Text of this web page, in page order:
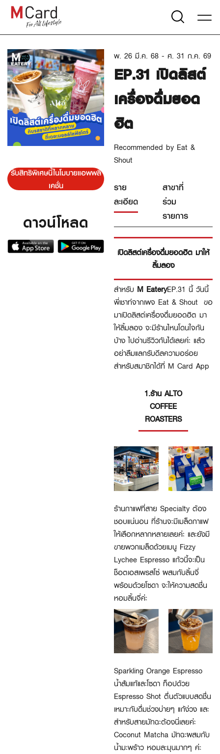
รับสิทธิพิเศษนี้ในโมบายแอพพลิ
เคชั่น
ดาวน์โหลด
พ. 26 มี.ค. 68 - ศ. 31 ก.ค. 69
EP.31 เปิดลิสต์
เครื่องดื่มยอด
ฮิต
Recommended by Eat &
Shout
ราย
ละเอียด
สาขาที่
ร่วม
รายการ
เปิดลิสต์เครื่องดื่มยอดฮิต มาให้
ลิ้มลอง
สำหรับ M EateryEP.31 นี้ วันนี้
พี่เชาท์จากเพจ Eat & Shout ขอ
มาเปิดลิสต์เครื่องดื่มยอดฮิต มา
ให้ลิ้มลอง จะมีร้านไหนโดนใจกัน
บ้าง ไปอ่านรีวิวกันได้เลยค่ะ แล้ว
อย่าลืมแลกรับดีลความอร่อย
สำหรับสมาชิกได้ที่ M Card App
1.ร้าน ALTO
COFFEE
ROASTERS
ร้านกาแฟที่สาย Specialty ต้อง
ชอบแน่นอน ที่ร้านจะมีเมล็ดกาแฟ
ให้เลือกหลากหลายเลยค่ะ และยังมี
ขายพวกเมล็ดด้วยเมนู Fizzy
Lychee Espresso แก้วนี้จะเป็น
ช็อตเอสเพรสโซ่ ผสมกับลิ้นจี่
พร้อมด้วยโซดา จะให้ความสดชื่น
หอมลิ้นจี่ค่ะ
Sparkling Orange Espresso
น้ำส้มแท้และโซดา ท็อปด้วย
Espresso Shot ตื่นตัวแบบสดชื่น
เหมาะกับดื่มช่วงบ่ายๆ แก้ง่วง และ
สำหรับสายมัทฉะต้องนี่เลยค่ะ
Coconut Matcha มัทฉะผสมกับ
น้ำมะพร้าว หอมละมุนมากๆ ค่ะ